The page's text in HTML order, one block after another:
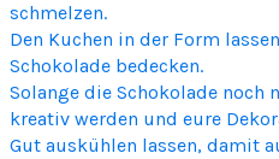
schmelzen.
Den Kuchen in der Form
Schokolade bedecken.
Solange die Schokolade
kreativ werden und eure
Gut auskühlen lassen, damit